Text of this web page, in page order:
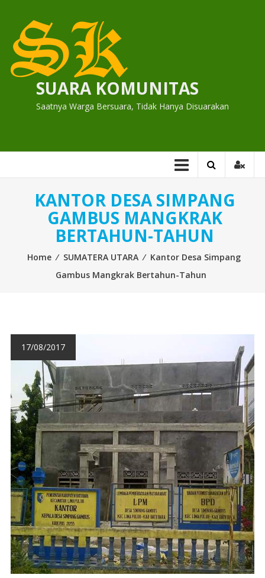
content
SUARA KOMUNITAS
Saatnya Warga Bersuara, Tidak Hanya Disuarakan
KANTOR DESA SIMPANG
GAMBUS MANGKRAK
BERTAHUN-TAHUN
Home ⁄ SUMATERA UTARA ⁄ Kantor Desa Simpang
Gambus Mangkrak Bertahun-Tahun
17/08/2017